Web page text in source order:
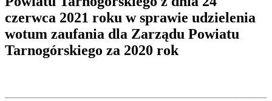
czerwca 2021 roku w sprawie udzielenia
wotum zaufania dla Zarządu Powiatu
Tarnogórskiego za 2020 rok